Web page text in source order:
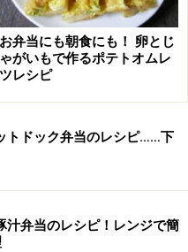
野菜にも片栗粉をまぶし
うなどご自宅にある緑の
。ない場合は、三つ葉な
結構です。
とさっぱりいただけま
お弁当にも朝食にも！ 卵とじ
ゃがいもで作るポテトオムレ
ツレシピ
トドック弁当のレシピ……下
汁弁当のレシピ！レンジで簡